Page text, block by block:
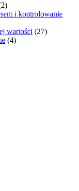
i kontrolowanie
wartości (27)
(4)